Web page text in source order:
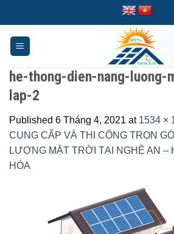
content
he-thong-dien-nang-
lap-2
Published 6 Tháng 4, 2021 at 1534 ×
CUNG CẤP VÀ THI CÔNG TRỌN
LƯỢNG MẶT TRỜI TẠI NGHỆ AN –
HÓA